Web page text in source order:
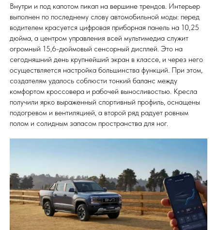
Внутри и под капотом пикап на вершине трендов. Интерьер
выполнен по последнему слову автомобильной моды: перед
водителем красуется цифровая приборная панель на 10,25
дюйма, а центром управления всей мультимедиа служит
огромный 15,6-дюймовый сенсорный дисплей. Это на
сегодняшний день крупнейший экран в классе, и через него
осуществляется настройка большинства функций. При этом,
создателям удалось соблюсти тонкий баланс между
комфортом кроссовера и рабочей выносливостью. Кресла
получили ярко выраженный спортивный профиль, оснащены
подогревом и вентиляцией, а второй ряд радует ровным
полом и солидным запасом пространства для ног.